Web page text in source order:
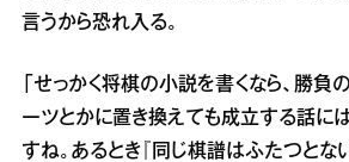
言うから恐れ入る。
「せっかく将棋の小説を書くなら、勝
ーツとかに置き換えても成立する話に
すね。あるとき『同じ棋譜はふたつとな